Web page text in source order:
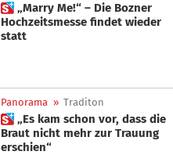
 „Marry Me!“ – Die Bozner
Hochzeitsmesse findet wieder
statt
Panorama » Traditon
 „Es kam schon vor, dass die
Braut nicht mehr zur Trauung
erschien“